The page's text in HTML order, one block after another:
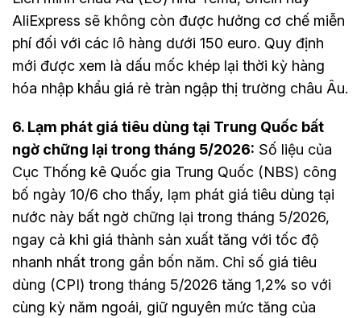
AliExpress sẽ không còn được hưởng cơ chế miễn
phí đối với các lô hàng dưới 150 euro. Quy định
mới được xem là dấu mốc khép lại thời kỳ hàng
hóa nhập khẩu giá rẻ tràn ngập thị trường châu Âu.
6. Lạm phát giá tiêu dùng tại Trung Quốc bất
ngờ chững lại trong tháng 5/2026: Số liệu của
Cục Thống kê Quốc gia Trung Quốc (NBS) công
bố ngày 10/6 cho thấy, lạm phát giá tiêu dùng tại
nước này bất ngờ chững lại trong tháng 5/2026,
ngay cả khi giá thành sản xuất tăng với tốc độ
nhanh nhất trong gần bốn năm. Chỉ số giá tiêu
dùng (CPI) trong tháng 5/2026 tăng 1,2% so với
cùng kỳ năm ngoái, giữ nguyên mức tăng của